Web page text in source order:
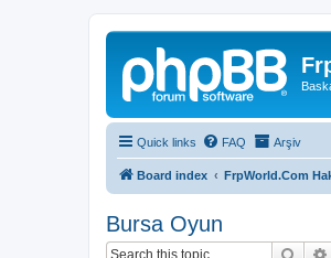
Quick links FAQ Arşiv
Board index FrpWorld.Com
Bursa Oyun